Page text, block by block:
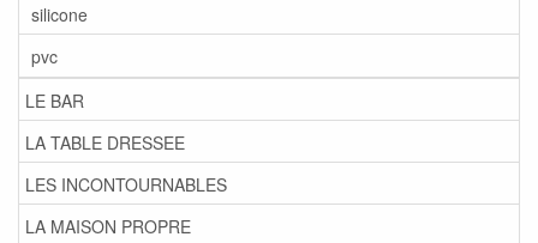
silicone
pvc
LE BAR
LA TABLE DRESSEE
LES INCONTOURNABLES
LA MAISON PROPRE